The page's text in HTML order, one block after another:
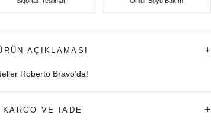
AÇIKLAMASI +
Roberto Bravo’da!
KARGO VE İADE +